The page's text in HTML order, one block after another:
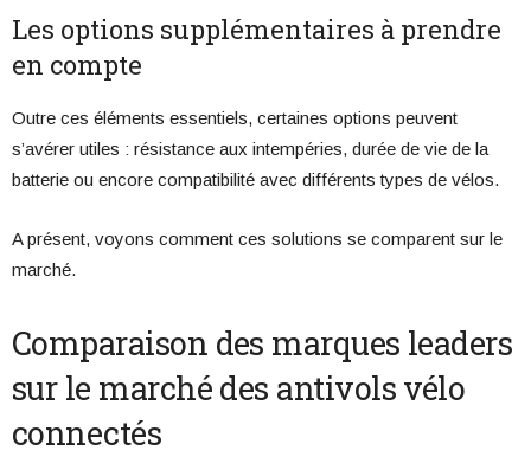
Les options supplémentaires à prendre
en compte
Outre ces éléments essentiels, certaines options peuvent
s’avérer utiles : résistance aux intempéries, durée de vie de la
batterie ou encore compatibilité avec différents types de vélos.
A présent, voyons comment ces solutions se comparent sur le
marché.
Comparaison des marques leaders
sur le marché des antivols vélo
connectés